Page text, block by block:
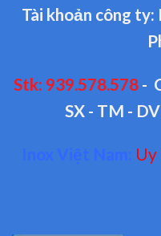
Tài khoản công ty:
Stk: 939.578.578-
SX - TM -
Inox Việt Nam: Uy